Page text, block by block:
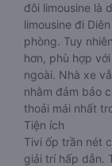
đôi limousine là
limousine đi
phòng. Tuy
hơn, phù hợp
ngoài. Nhà xe
nhằm đảm bảo
thoải mái nhất
Tiện ích
Tivi ốp trần nét
giải trí hấp dẫn.